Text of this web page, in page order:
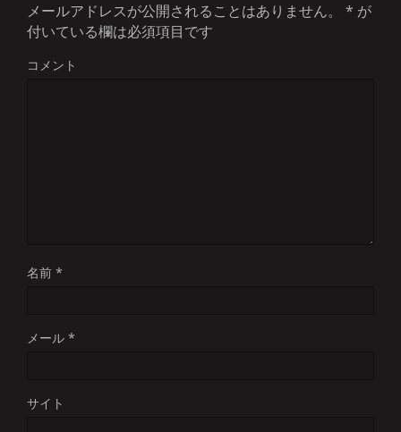
メールアドレスが公開されることはありません。 * が
付いている欄は必須項目です
コメント
名前 *
メール *
サイト